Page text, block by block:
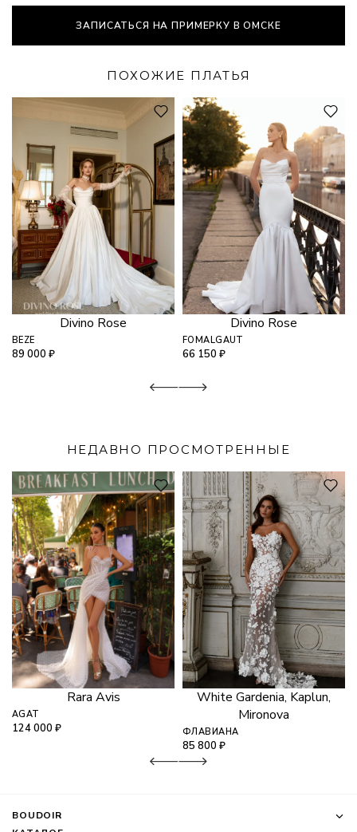
ЗАПИСАТЬСЯ НА ПРИМЕРКУ В ОМСКЕ
ПОХОЖИЕ ПЛАТЬЯ
Divino Rose
BEZE
89 000₽
Divino Rose
FOMALGAUT
66 150 ₽
НЕДАВНО ПРОСМОТРЕННЫЕ
Rara Avis
AGAT
124 000₽
White Gardenia, Kaplun,
Mironova
ФЛАВИАНА
85 800 ₽
BOUDOIR